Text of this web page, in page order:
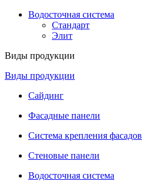
Водосточная система
Стандарт
Элит
Виды продукции
Виды продукции
Сайдинг
Фасадные панели
Система крепления фасадов
Стеновые панели
Водосточная система